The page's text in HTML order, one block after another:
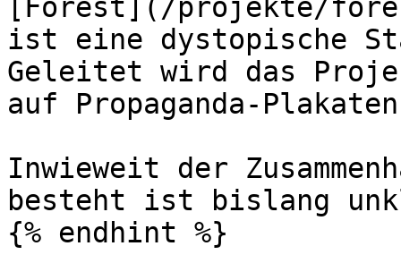
[Forest](/projekte/
ist eine dystopische
Geleitet wird das
auf Propaganda-
Inwieweit der
besteht ist bislang
{% endhint %}